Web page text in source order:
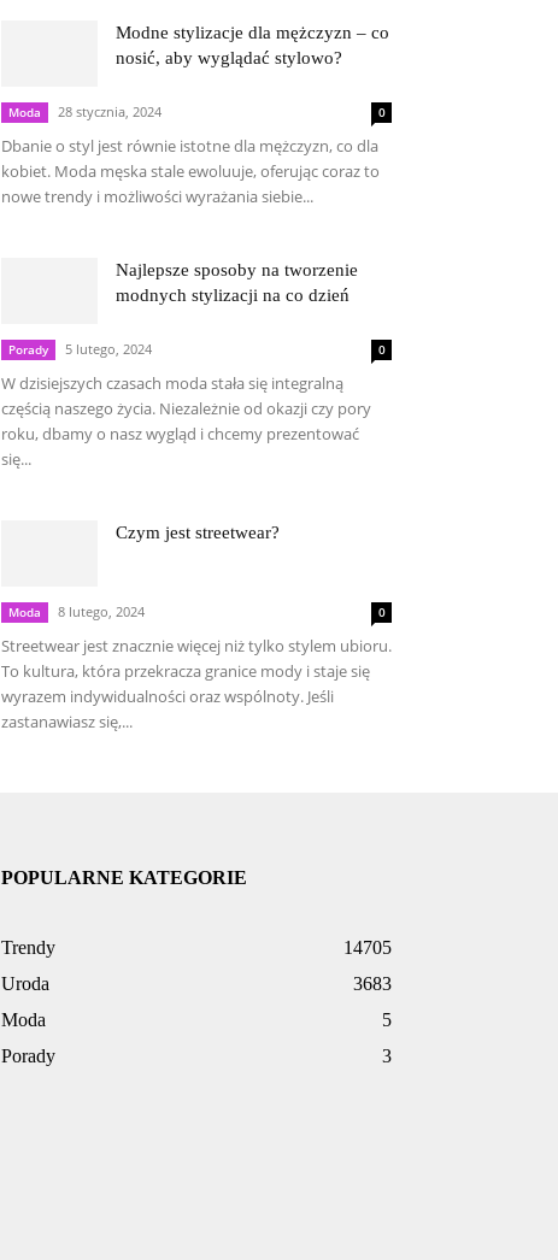
Modne stylizacje dla mężczyzn – co
nosić, aby wyglądać stylowo?
Moda 28 stycznia, 2024 0
Dbanie o styl jest równie istotne dla mężczyzn, co dla
kobiet. Moda męska stale ewoluuje, oferując coraz to
nowe trendy i możliwości wyrażania siebie...
Najlepsze sposoby na tworzenie
modnych stylizacji na co dzień
Porady 5 lutego, 2024 0
W dzisiejszych czasach moda stała się integralną
częścią naszego życia. Niezależnie od okazji czy pory
roku, dbamy o nasz wygląd i chcemy prezentować
się...
Czym jest streetwear?
Moda 8 lutego, 2024 0
Streetwear jest znacznie więcej niż tylko stylem ubioru.
To kultura, która przekracza granice mody i staje się
wyrazem indywidualności oraz wspólnoty. Jeśli
zastanawiasz się,...
POPULARNE KATEGORIE
Trendy
14705
Uroda
3683
Moda
5
Porady
3